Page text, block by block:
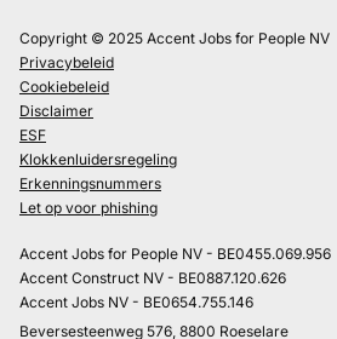
Copyright © 2025 Accent Jobs for People NV
Privacybeleid
Cookiebeleid
Disclaimer
ESF
Klokkenluidersregeling
Erkenningsnummers
Let op voor phishing
Accent Jobs for People NV - BE0455.069.956
Accent Construct NV - BE0887.120.626
Accent Jobs NV - BE0654.755.146
Beversesteenweg 576, 8800 Roeselare